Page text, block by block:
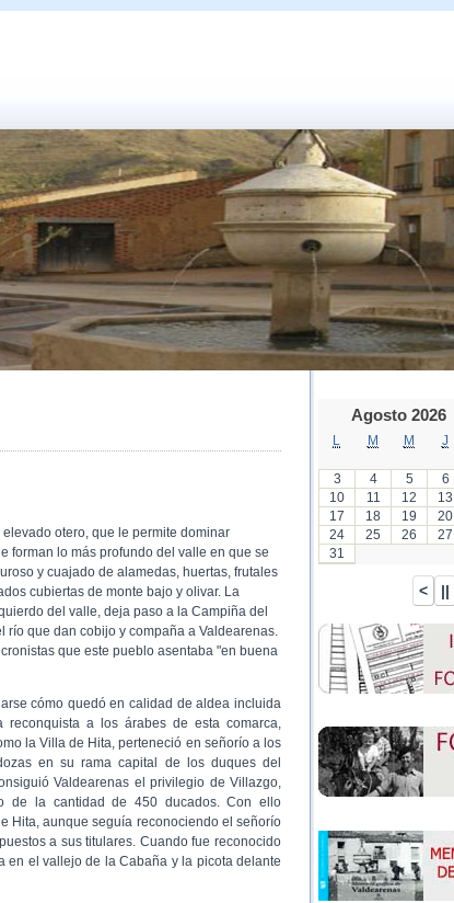
otero, que le permite dominar
forman lo más profundo del valle en que se
y cuajado de alamedas, huertas, frutales
cubiertas de monte bajo y olivar. La
del valle, deja paso a la Campiña del
río que dan cobijo y compaña a Valdearenas.
que este pueblo asentaba "en buena
cómo quedó en calidad de aldea incluida
a los árabes de esta comarca,
la Villa de Hita, perteneció en seño­río a los
en su rama capital de los duques del
Valdearenas el privilegio de Villazgo,
de la cantidad de 450 duca­dos. Con ello
Hita, aunque seguía reconociendo el señorío
a sus titulares. Cuando fue reconocido
en el vallejo de la Cabaña y la picota delante
Agosto 2026
M M J
3
4 5 6
10
11 12 13
17
18 19 20
24
25 26 27
31